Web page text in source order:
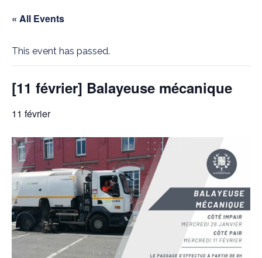
« All Events
This event has passed.
[11 février] Balayeuse mécanique
11 février